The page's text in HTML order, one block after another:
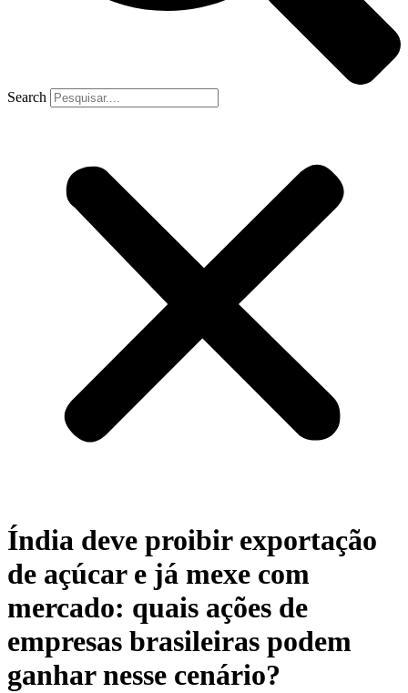
Search
Índia deve proibir exportação
de açúcar e já mexe com
mercado: quais ações de
empresas brasileiras podem
ganhar nesse cenário?